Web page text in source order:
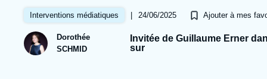
Partenariats et réseaux
Nous soutenir en tant que professionnel
Intelligence artificielle
Guerre en Ukraine
Interventions médiatiques | 24/06/2025 Ajouter à mes
Dorothée
SCHMID
Invitée de Guillaume Erner
sur